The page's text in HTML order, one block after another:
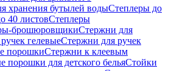
хранения бутылей водыСтеплеры до
40 листовСтеплеры
брошюровщикиСтержни для
гелевыеСтержни для ручек
порошкиСтержни к клеевым
порошки для детского бельяСтойки